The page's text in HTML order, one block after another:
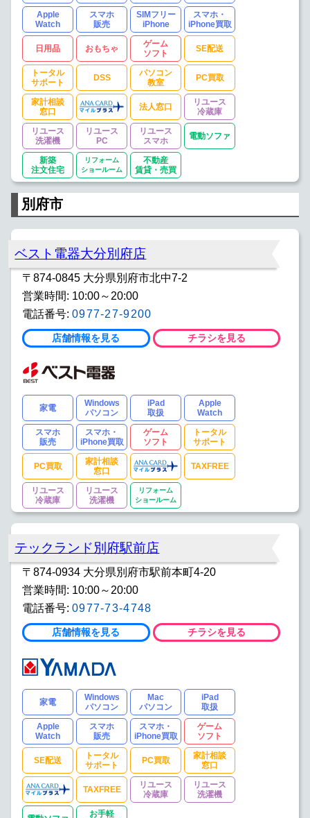
Apple
Watch
スマホ
販売
SIMフリー
iPhone
スマホ・
iPhone買取
日用品 おもちゃ
ゲーム
ソフト
SE配送
トータル
サポート
DSS
パソコン
教室
PC買取
家計相談
窓口
法人窓口
リユース
冷蔵庫
リユース
洗濯機
リユース
PC
リユース
スマホ
電動ソファ
新築
注文住宅
リフォーム
ショールーム
不動産
賃貸・売買
別府市
ベスト電器大分別府店
〒874-0845 大分県別府市北中7-2
営業時間: 10:00～20:00
電話番号: 0977-27-9200
店舗情報を見る チラシを見る
家電
Windows
パソコン
iPad
取扱
Apple
Watch
スマホ
販売
スマホ・
iPhone買取
ゲーム
ソフト
トータル
サポート
PC買取
家計相談
窓口
TAXFREE
リユース
冷蔵庫
リユース
洗濯機
リフォーム
ショールーム
テックランド別府駅前店
〒874-0934 大分県別府市駅前本町4-20
営業時間: 10:00～20:00
電話番号: 0977-73-4748
店舗情報を見る チラシを見る
家電
Windows
パソコン
Mac
パソコン
iPad
取扱
Apple
Watch
スマホ
販売
スマホ・
iPhone買取
ゲーム
ソフト
SE配送
トータル
サポート
PC買取
家計相談
窓口
TAXFREE
リユース
冷蔵庫
リユース
洗濯機
お手軽